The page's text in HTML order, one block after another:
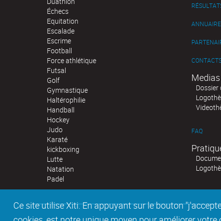
Ce site utilise Xiti. En appuyant sur le bouton
Échecs
Equitation
Escalade
Escrime
Football
Force athlétique
Futsal
Golf
Gymnastique
Haltérophilie
Handball
Hockey
Judo
Karaté
kickboxing
Lutte
Natation
Padel
ANNUAIRE
Medias
FAQ